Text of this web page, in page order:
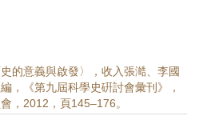
的意義與啟發〉，收入張澔、李國
，《第九屆科學史硏討會彙刊》，
，2012，頁145–176。